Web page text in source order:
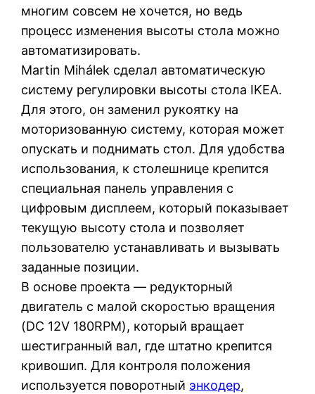
многим совсем не хочется, но ведь
процесс изменения высоты стола можно
автоматизировать.
Martin Mihálek сделал автоматическую
систему регулировки высоты стола IKEA.
Для этого, он заменил рукоятку на
моторизованную систему, которая может
опускать и поднимать стол. Для удобства
использования, к столешнице крепится
специальная панель управления с
цифровым дисплеем, который показывает
текущую высоту стола и позволяет
пользователю устанавливать и вызывать
заданные позиции.
В основе проекта — редукторный
двигатель с малой скоростью вращения
(DC 12V 180RPM), который вращает
шестигранный вал, где штатно крепится
кривошип. Для контроля положения
используется поворотный энкодер,